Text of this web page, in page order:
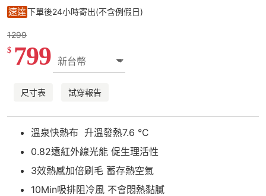
速達下單後24小時寄出(不含例假日)
1299
$ 799
尺寸表 試穿報告
溫泉快熱布 升溫發熱7.6 °C
0.82遠紅外線光能 促生理活性
3效熱感加倍刷毛 蓄存熱空氣
10Min吸排阻冷風 不會悶熱黏膩